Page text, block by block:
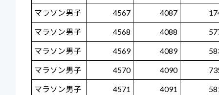
マラソン男子 4567 4087
マラソン男子 4568 4088
マラソン男子 4569 4089
マラソン男子 4570 4090
マラソン男子 4571 4091